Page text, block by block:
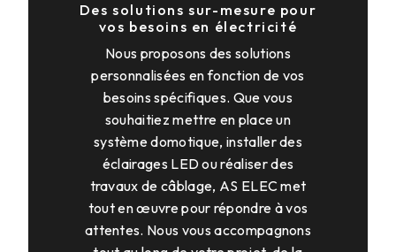
Des solutions sur-mesure pour
vos besoins en électricité
Nous proposons des solutions
personnalisées en fonction de vos
besoins spécifiques. Que vous
souhaitiez mettre en place un
système domotique, installer des
éclairages LED ou réaliser des
travaux de câblage, AS ELEC met
tout en œuvre pour répondre à vos
attentes. Nous vous accompagnons